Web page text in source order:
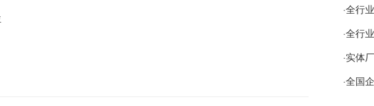
·全行业
·全行业
·实体厂商
·全国企